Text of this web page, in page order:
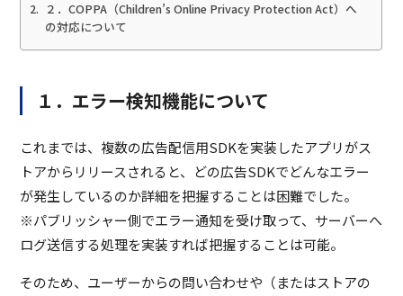
２．COPPA（Children’s Online Privacy Protection Act）へ
の対応について
１．エラー検知機能について
これまでは、複数の広告配信用SDKを実装したアプリがス
トアからリリースされると、どの広告SDKでどんなエラー
が発生しているのか詳細を把握することは困難でした。
※パブリッシャー側でエラー通知を受け取って、サーバーへ
ログ送信する処理を実装すれば把握することは可能。
そのため、ユーザーからの問い合わせや（またはストアの